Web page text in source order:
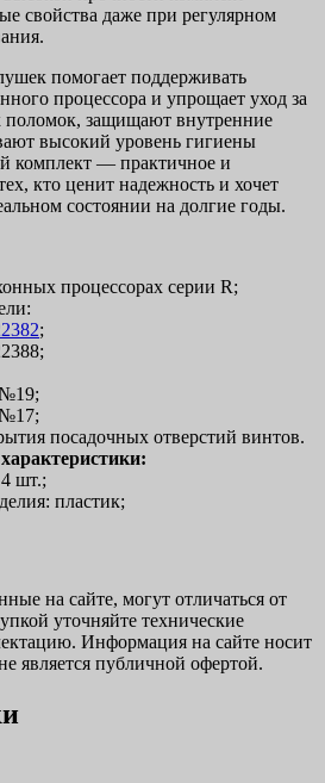
свойства даже при регулярном
помогает поддерживать
процессора и упрощает уход за
защищают внутренние
высокий уровень гигиены
комплект — практичное и
кто ценит надежность и хочет
состоянии на долгие годы.
процессорах серии R;
;
посадочных отверстий винтов.
шт.;
пластик;
на сайте, могут отличаться от
уточняйте технические
Информация на сайте носит
является публичной офертой.